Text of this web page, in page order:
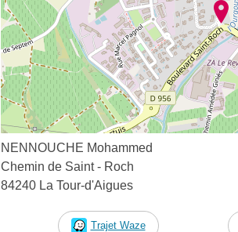
NENNOUCHE Mohammed
Chemin de Saint - Roch
84240 La Tour-d'Aigues
Trajet Waze